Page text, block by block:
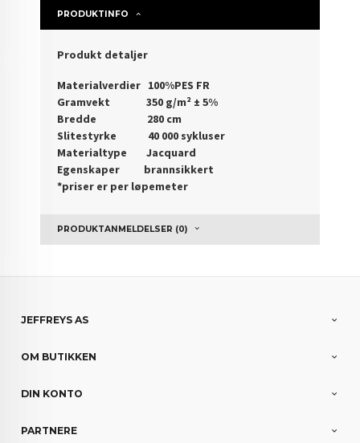
PRODUKTINFO
Produkt detaljer
Materialverdier 100%PES FR
Gramvekt 350 g/m² ± 5%
Bredde 280 cm
Slitestyrke 40 000 sykluser
Materialtype Jacquard
Egenskaper brannsikkert
*priser er per løpemeter
PRODUKTANMELDELSER (0)
JEFFREYS AS
OM BUTIKKEN
DIN KONTO
PARTNERE